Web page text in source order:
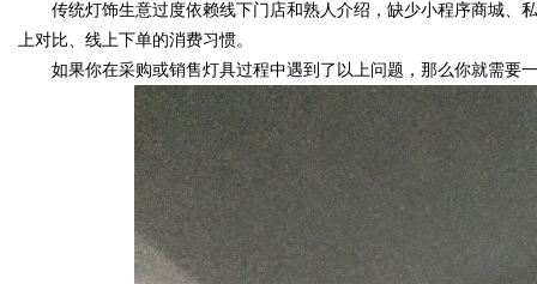
传统灯饰生意过度依赖线下门店和熟人介绍，缺少小程序商城、
上对比、线上下单的消费习惯。
如果你在采购或销售灯具过程中遇到了以上问题，那么你就需要